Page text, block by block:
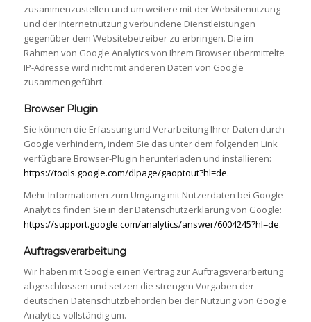
zusammenzustellen und um weitere mit der Websitenutzung
und der Internetnutzung verbundene Dienstleistungen
gegenüber dem Websitebetreiber zu erbringen. Die im
Rahmen von Google Analytics von Ihrem Browser übermittelte
IP-Adresse wird nicht mit anderen Daten von Google
zusammengeführt.
Browser Plugin
Sie können die Erfassung und Verarbeitung Ihrer Daten durch
Google verhindern, indem Sie das unter dem folgenden Link
verfügbare Browser-Plugin herunterladen und installieren:
https://tools.google.com/dlpage/gaoptout?hl=de.
Mehr Informationen zum Umgang mit Nutzerdaten bei Google
Analytics finden Sie in der Datenschutzerklärung von Google:
https://support.google.com/analytics/answer/6004245?hl=de.
Auftragsverarbeitung
Wir haben mit Google einen Vertrag zur Auftragsverarbeitung
abgeschlossen und setzen die strengen Vorgaben der
deutschen Datenschutzbehörden bei der Nutzung von Google
Analytics vollständig um.